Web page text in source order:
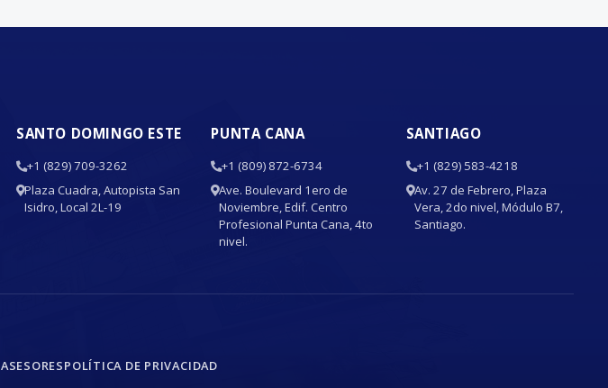
SANTO DOMINGO ESTE
+1 (829) 709-3262
Plaza Cuadra, Autopista San
Isidro, Local 2L-19
PUNTA CANA
+1 (809) 872-6734
Ave. Boulevard 1ero de
Noviembre, Edif. Centro
Profesional Punta Cana, 4to
nivel.
SANTIAGO
+1 (829) 583-4218
Av. 27 de Febrero, Plaza
Vera, 2do nivel, Módulo B7,
Santiago.
ASESORESPOLÍTICA DE PRIVACIDAD